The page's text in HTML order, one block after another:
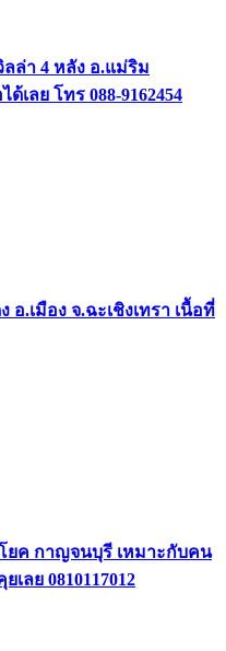
ล่า 4 หลัง อ.แม่ริม
เลย โทร 088-9162454
.เมือง จ.ฉะเชิงเทรา เนื้อที่
ยค กาญจนบุรี เหมาะกับคน
ลย 0810117012